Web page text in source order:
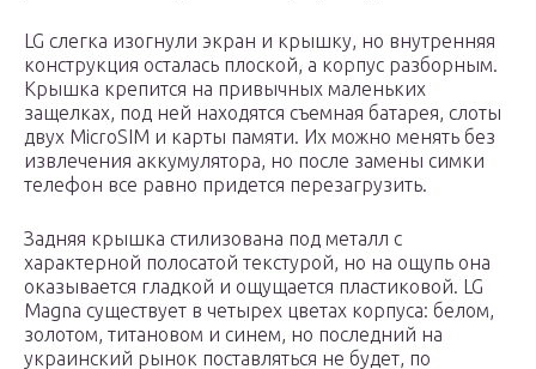
LG слегка изогнули экран и крышку, но внутренняя
конструкция осталась плоской, а корпус разборным.
Крышка крепится на привычных маленьких
защелках, под ней находятся съемная батарея, слоты
двух MicroSIM и карты памяти. Их можно менять без
извлечения аккумулятора, но после замены симки
телефон все равно придется перезагрузить.
Задняя крышка стилизована под металл с
характерной полосатой текстурой, но на ощупь она
оказывается гладкой и ощущается пластиковой. LG
Magna существует в четырех цветах корпуса: белом,
золотом, титановом и синем, но последний на
украинский рынок поставляться не будет, по